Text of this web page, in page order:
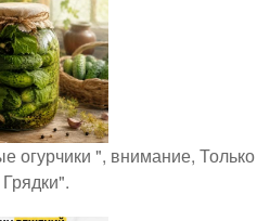
огурчики ", внимание, Только